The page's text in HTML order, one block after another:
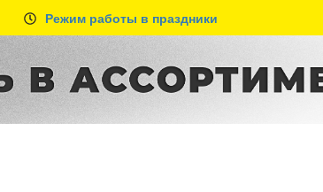
Режим работы в праздники